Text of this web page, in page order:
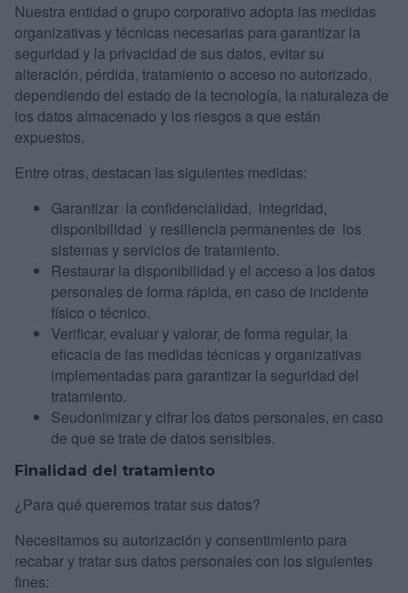
Nuestra entidad o grupo corporativo adopta las medidas
organizativas y técnicas necesarias para garantizar la
seguridad y la privacidad de sus datos, evitar su
alteración, pérdida, tratamiento o acceso no autorizado,
dependiendo del estado de la tecnología, la naturaleza de
los datos almacenado y los riesgos a que están
expuestos.
Entre otras, destacan las siguientes medidas:
Garantizar la confidencialidad, integridad,
disponibilidad y resiliencia permanentes de los
sistemas y servicios de tratamiento.
Restaurar la disponibilidad y el acceso a los datos
personales de forma rápida, en caso de incidente
físico o técnico.
Verificar, evaluar y valorar, de forma regular, la
eficacia de las medidas técnicas y organizativas
implementadas para garantizar la seguridad del
tratamiento.
Seudonimizar y cifrar los datos personales, en caso
de que se trate de datos sensibles.
Finalidad del tratamiento
¿Para qué queremos tratar sus datos?
Necesitamos su autorización y consentimiento para
recabar y tratar sus datos personales con los siguientes
fines: